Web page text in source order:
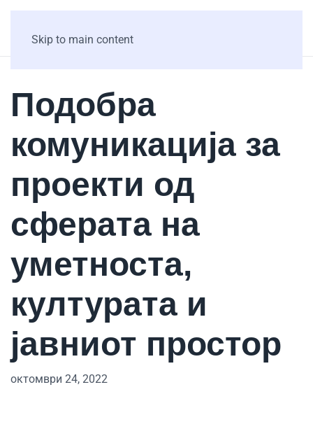
Skip to main content
Подобра
комуникација за
проекти од
сферата на
уметноста,
културата и
јавниот простор
октомври 24, 2022